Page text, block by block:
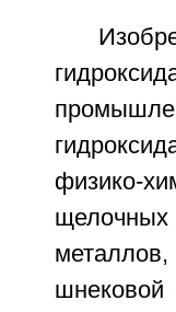
физико-
шнековой